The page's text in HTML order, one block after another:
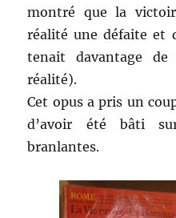
montré que la
réalité une défaite et
tenait davantage
réalité).
Cet opus a pris un
d’avoir été bâti
branlantes.